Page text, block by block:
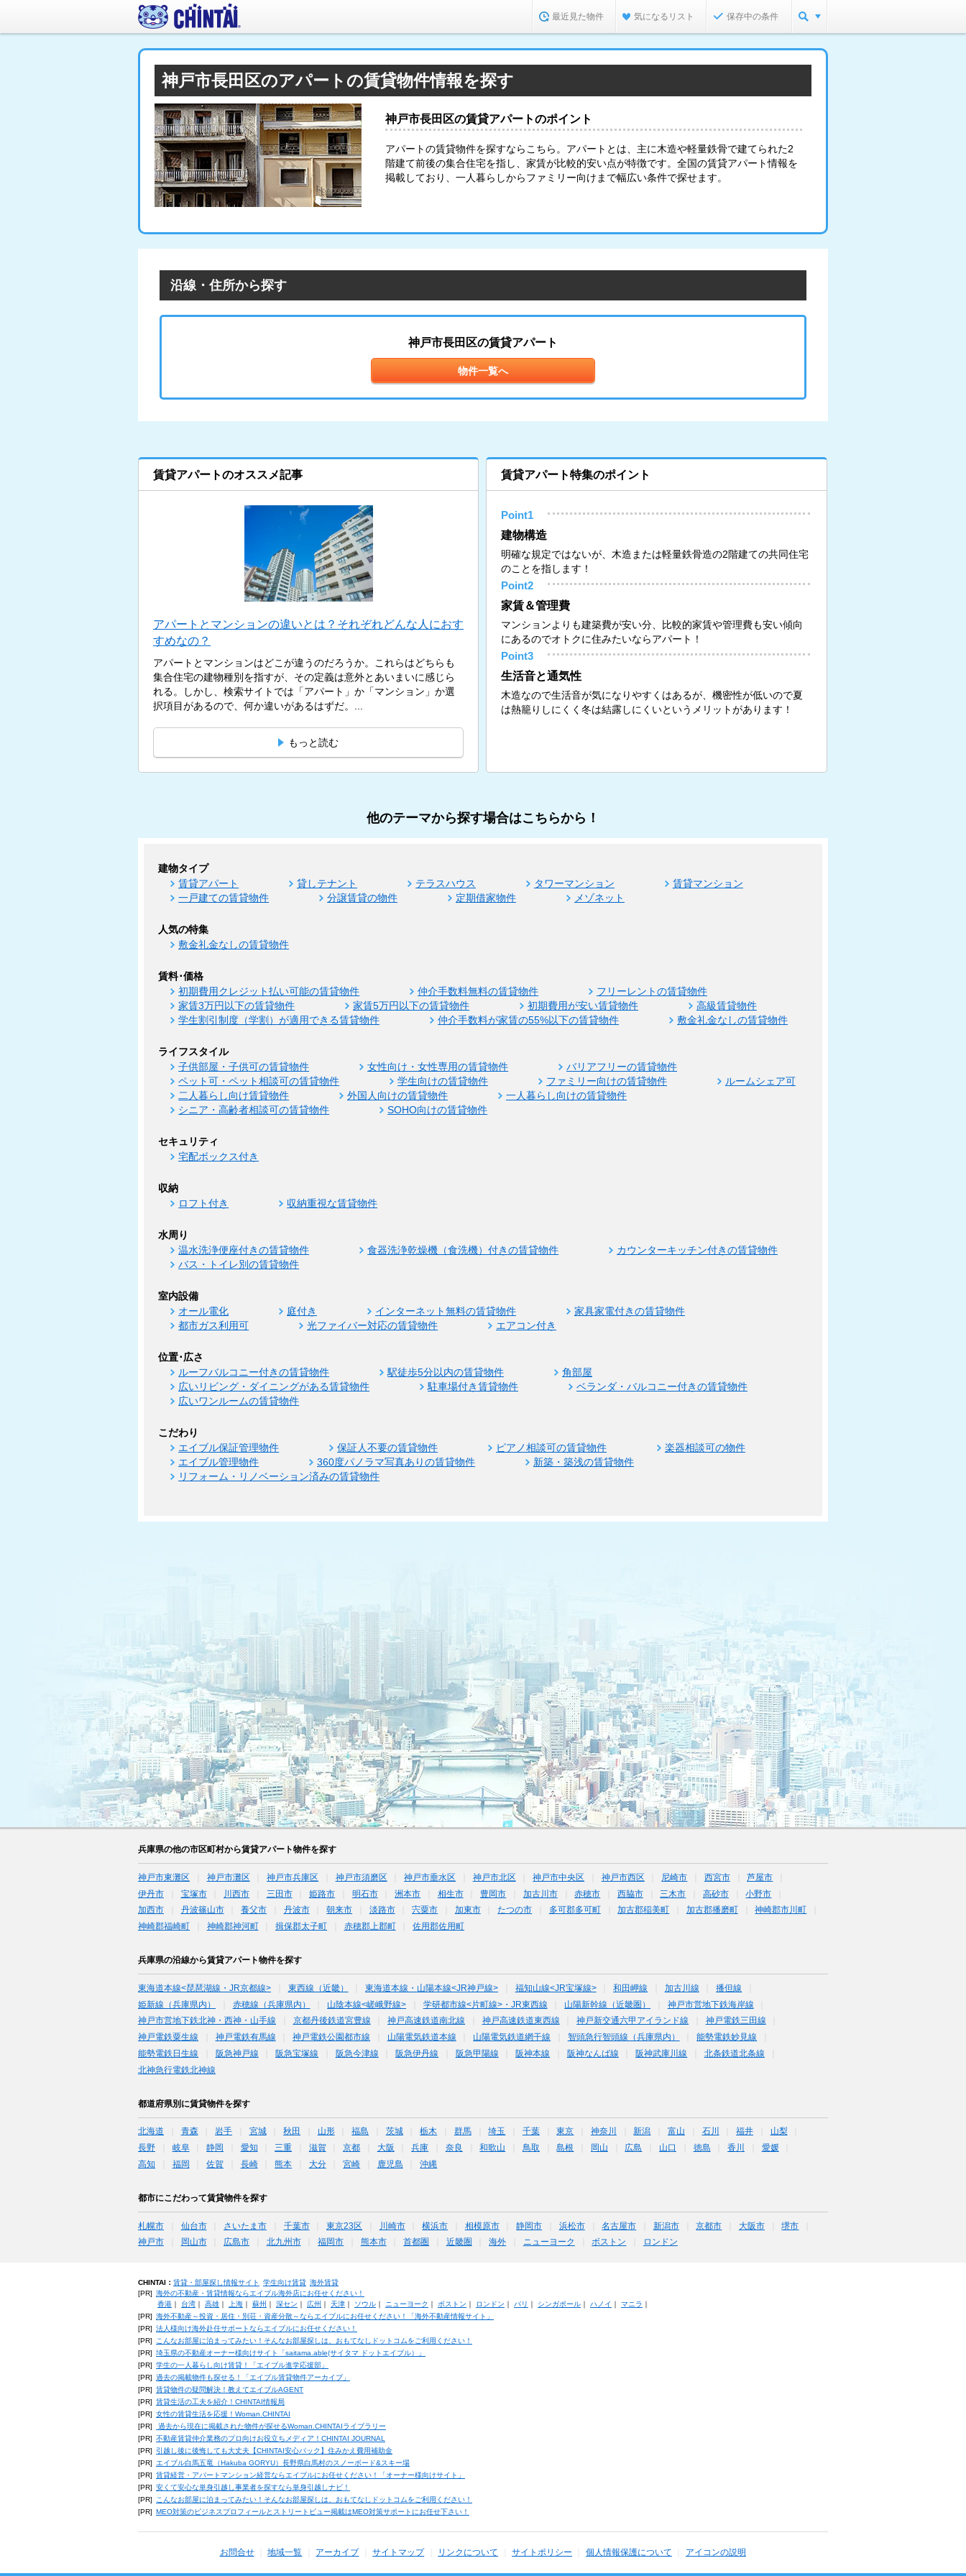
最近見た物件 気になるリスト 保存中の条件
神戸市長田区のアパートの賃貸物件情報を探す
神戸市長田区の賃貸アパートのポイント
アパートの賃貸物件を探すならこちら。アパートとは、主に木造や軽量鉄骨で建てられた2
階建て前後の集合住宅を指し、家賃が比較的安い点が特徴です。全国の賃貸アパート情報を
掲載しており、一人暮らしからファミリー向けまで幅広い条件で探せます。
沿線・住所から探す
神戸市長田区の賃貸アパート
物件一覧へ
賃貸アパートのオススメ記事
アパートとマンションの違いとは？それぞれどんな人におす
すめなの？
アパートとマンションはどこが違うのだろうか。これらはどちらも
集合住宅の建物種別を指すが、その定義は意外とあいまいに感じら
れる。しかし、検索サイトでは「アパート」か「マンション」か選
択項目があるので、何か違いがあるはずだ。...
もっと読む
賃貸アパート特集のポイント
Point1
建物構造
明確な規定ではないが、木造または軽量鉄骨造の2階建ての共同住宅
のことを指します！
Point2
家賃＆管理費
マンションよりも建築費が安い分、比較的家賃や管理費も安い傾向
にあるのでオトクに住みたいならアパート！
Point3
生活音と通気性
木造なので生活音が気になりやすくはあるが、機密性が低いので夏
は熱籠りしにくく冬は結露しにくいというメリットがあります！
他のテーマから探す場合はこちらから！
建物タイプ
賃貸アパート 貸しテナント テラスハウス タワーマンション
賃貸マンション
一戸建ての賃貸物件
分譲賃貸の物件 定期借家物件 メゾネット
人気の特集
敷金礼金なしの賃貸物件
賃料･価格
初期費用クレジット払い可能の賃貸物件 仲介手数料無料の賃貸物件
フリーレントの賃貸物件
家賃3万円以下の賃貸物件
家賃5万円以下の賃貸物件 初期費用が安い賃貸物件
高級賃貸物件
学生割引制度（学割）が適用できる賃貸物件
仲介手数料が家賃の55%以下の賃貸物件 敷金礼金なしの賃貸物件
ライフスタイル
子供部屋・子供可の賃貸物件 女性向け・女性専用の賃貸物件
バリアフリーの賃貸物件
ペット可・ペット相談可の賃貸物件
学生向けの賃貸物件 ファミリー向けの賃貸物件
ルームシェア可
二人暮らし向け賃貸物件
外国人向けの賃貸物件
一人暮らし向けの賃貸物件
シニア・高齢者相談可の賃貸物件
SOHO向けの賃貸物件
セキュリティ
宅配ボックス付き
収納
ロフト付き 収納重視な賃貸物件
水周り
温水洗浄便座付きの賃貸物件 食器洗浄乾燥機（食洗機）付きの賃貸物件
カウンターキッチン付きの賃貸物件
バス・トイレ別の賃貸物件
室内設備
オール電化 庭付き インターネット無料の賃貸物件
家具家電付きの賃貸物件
都市ガス利用可
光ファイバー対応の賃貸物件 エアコン付き
位置･広さ
ルーフバルコニー付きの賃貸物件 駅徒歩5分以内の賃貸物件
角部屋
広いリビング・ダイニングがある賃貸物件
駐車場付き賃貸物件
ベランダ・バルコニー付きの賃貸物件
広いワンルームの賃貸物件
こだわり
エイブル保証管理物件 保証人不要の賃貸物件 ピアノ相談可の賃貸物件
楽器相談可の物件
エイブル管理物件
360度パノラマ写真ありの賃貸物件
新築・築浅の賃貸物件
リフォーム・リノベーション済みの賃貸物件
兵庫県の他の市区町村から賃貸アパート物件を探す
神戸市東灘区 神戸市灘区 神戸市兵庫区 神戸市須磨区 神戸市垂水区 神戸市北区 神戸市中央区 神戸市西区 尼崎市 西宮市
芦屋市
伊丹市
宝塚市 川西市 三田市 姫路市 明石市 洲本市 相生市 豊岡市 加古川市 赤穂市 西脇市 三木市 高砂市
小野市
加西市
丹波篠山市 養父市 丹波市 朝来市 淡路市 宍粟市 加東市 たつの市 多可郡多可町 加古郡稲美町 加古郡播磨町
神崎郡市川町
神崎郡福崎町
神崎郡神河町 揖保郡太子町 赤穂郡上郡町 佐用郡佐用町
兵庫県の沿線から賃貸アパート物件を探す
東海道本線<琵琶湖線・JR京都線> 東西線（近畿） 東海道本線・山陽本線<JR神戸線> 福知山線<JR宝塚線> 和田岬線 加古川線
播但線
姫新線（兵庫県内）
赤穂線（兵庫県内） 山陰本線<嵯峨野線> 学研都市線<片町線>・JR東西線 山陽新幹線（近畿圏）
神戸市営地下鉄海岸線
神戸市営地下鉄北神・西神・山手線
京都丹後鉄道宮豊線 神戸高速鉄道南北線 神戸高速鉄道東西線 神戸新交通六甲アイランド線
神戸電鉄三田線
神戸電鉄粟生線
神戸電鉄有馬線 神戸電鉄公園都市線 山陽電気鉄道本線 山陽電気鉄道網干線 智頭急行智頭線（兵庫県内）
能勢電鉄妙見線
能勢電鉄日生線
阪急神戸線 阪急宝塚線 阪急今津線 阪急伊丹線 阪急甲陽線 阪神本線 阪神なんば線 阪神武庫川線
北条鉄道北条線
北神急行電鉄北神線
都道府県別に賃貸物件を探す
北海道 青森 岩手 宮城 秋田 山形 福島 茨城 栃木 群馬 埼玉 千葉 東京 神奈川 新潟 富山 石川 福井
山梨
長野
岐阜 静岡 愛知 三重 滋賀 京都 大阪 兵庫 奈良 和歌山 鳥取 島根 岡山 広島 山口 徳島 香川
愛媛
高知
福岡 佐賀 長崎 熊本 大分 宮崎 鹿児島 沖縄
都市にこだわって賃貸物件を探す
札幌市 仙台市 さいたま市 千葉市 東京23区 川崎市 横浜市 相模原市 静岡市 浜松市 名古屋市 新潟市 京都市 大阪市
堺市
神戸市
岡山市 広島市 北九州市 福岡市 熊本市 首都圏 近畿圏 海外 ニューヨーク ボストン ロンドン
CHINTAI： 賃貸・部屋探し情報サイト 学生向け賃貸 海外賃貸
[PR] 海外の不動産・賃貸情報ならエイブル海外店にお任せください！
香港｜ 台湾｜ 高雄｜ 上海｜ 蘇州 深セン 広州 天津｜ ソウル｜ ニューヨーク ボストン ロンドン パリ シンガポール｜ ハノイ マニラ
[PR] 海外不動産～投資・居住・別荘・資産分散～ならエイブルにお任せください！「海外不動産情報サイト」
[PR] 法人様向け海外赴任サポートならエイブルにお任せください！
[PR]
こんなお部屋に泊まってみたい！そんなお部屋探しは、おもてなしドットコムをご利用ください！
[PR] 埼玉県の不動産オーナー様向けサイト「saitama.able(サイタマ ドットエイブル）」
[PR] 学生の一人暮らし向け賃貸！「エイブル進学応援部」
[PR] 過去の掲載物件も探せる！「エイブル賃貸物件アーカイブ」
[PR] 賃貸物件の疑問解決！教えてエイブルAGENT
[PR] 賃貸生活の工夫を紹介！CHINTAI情報局
[PR] 女性の賃貸生活を応援！Woman.CHINTAI
[PR]
過去から現在に掲載された物件が探せるWoman.CHINTAIライブラリー
[PR] 不動産賃貸仲介業務のプロ向けお役立ちメディア！CHINTAI JOURNAL
[PR]
引越し後に後悔しても大丈夫【CHINTAI安心パック】住みかえ費用補助金
[PR] エイブル白馬五竜（Hakuba GORYU）長野県白馬村のスノーボード&スキー場
[PR] 賃貸経営・アパートマンション経営ならエイブルにお任せください！「オーナー様向けサイト」
[PR] 安くて安心な単身引越し事業者を探すなら単身引越しナビ！
[PR]
こんなお部屋に泊まってみたい！そんなお部屋探しは、おもてなしドットコムをご利用ください！
[PR] MEO対策のビジネスプロフィールとストリートビュー掲載はMEO対策サポートにお任せ下さい！
お問合せ 地域一覧 アーカイブ サイトマップ リンクについて サイトポリシー 個人情報保護について アイコンの説明